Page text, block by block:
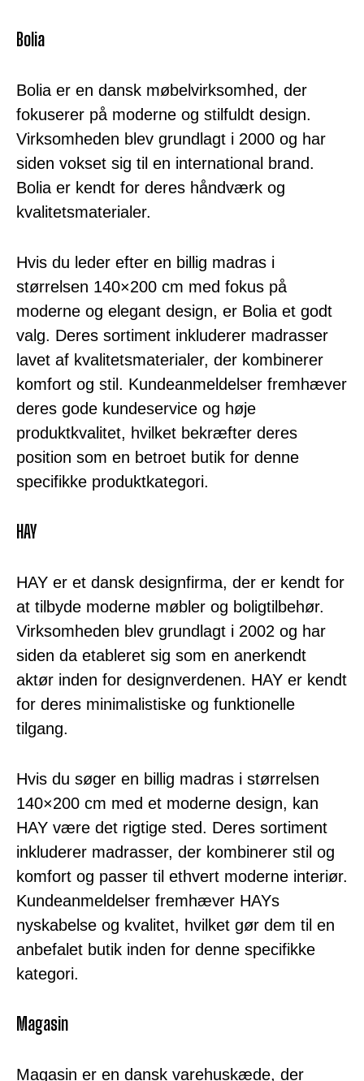
Bolia
Bolia er en dansk møbelvirksomhed, der
fokuserer på moderne og stilfuldt design.
Virksomheden blev grundlagt i 2000 og har
siden vokset sig til en international brand.
Bolia er kendt for deres håndværk og
kvalitetsmaterialer.
Hvis du leder efter en billig madras i
størrelsen 140×200 cm med fokus på
moderne og elegant design, er Bolia et godt
valg. Deres sortiment inkluderer madrasser
lavet af kvalitetsmaterialer, der kombinerer
komfort og stil. Kundeanmeldelser fremhæver
deres gode kundeservice og høje
produktkvalitet, hvilket bekræfter deres
position som en betroet butik for denne
specifikke produktkategori.
HAY
HAY er et dansk designfirma, der er kendt for
at tilbyde moderne møbler og boligtilbehør.
Virksomheden blev grundlagt i 2002 og har
siden da etableret sig som en anerkendt
aktør inden for designverdenen. HAY er kendt
for deres minimalistiske og funktionelle
tilgang.
Hvis du søger en billig madras i størrelsen
140×200 cm med et moderne design, kan
HAY være det rigtige sted. Deres sortiment
inkluderer madrasser, der kombinerer stil og
komfort og passer til ethvert moderne interiør.
Kundeanmeldelser fremhæver HAYs
nyskabelse og kvalitet, hvilket gør dem til en
anbefalet butik inden for denne specifikke
kategori.
Magasin
Magasin er en dansk varehuskæde, der